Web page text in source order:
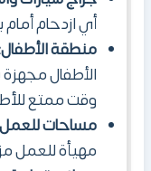
أي ازدحام
منطقة
الأطفال
وقت ممتع
مساحات
مهيأة للعمل